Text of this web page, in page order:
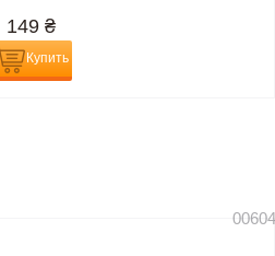
149 ₴
Купить